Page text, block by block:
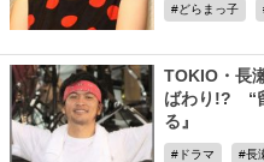
どらまっ子
TOKIO・長
ばわり!? “
る』
ドラマ 長